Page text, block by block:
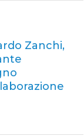
Zanchi,